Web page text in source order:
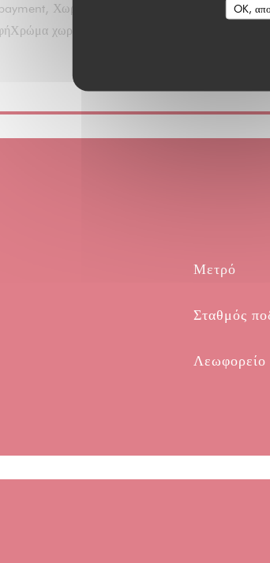
OK,
Χωρίς επαφή, Apple Pay, Εστιατόριο
χωρίς επαφή, Eurocard / Mastercard,
Μετρό
Σταθμός
Λεωφορείο